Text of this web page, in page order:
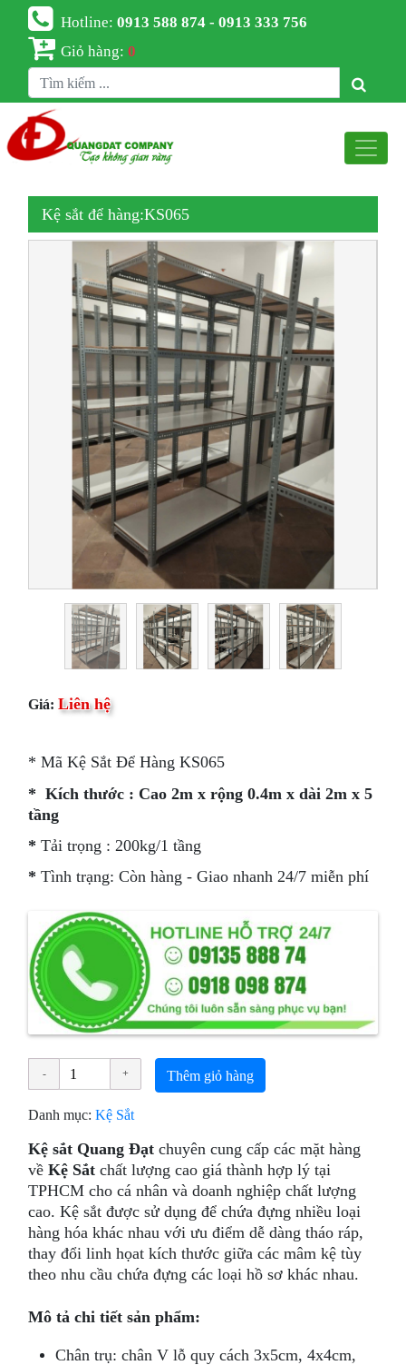
Hotline:0913 588 874 - 0913 333 756
Giỏ hàng:0
Kệ sắt để hàng:KS065
Giá: Liên hệ
* Mã Kệ Sắt Để Hàng KS065
* Kích thước : Cao 2m x rộng 0.4m x dài 2m x 5
tầng
*Tải trọng : 200kg/1 tầng
*Tình trạng: Còn hàng - Giao nhanh 24/7 miễn phí
Thêm giỏ hàng
Danh mục:Kệ Sắt
Kệ sắt Quang Đạt chuyên cung cấp các mặt hàng
vềKệ Sắt chất lượng cao giá thành hợp lý tại
TPHCM cho cá nhân và doanh nghiệp chất lượng
cao. Kệ sắt được sử dụng để chứa đựng nhiều loại
hàng hóa khác nhau với ưu điểm dễ dàng tháo ráp,
thay đổi linh họat kích thước giữa các mâm kệ tùy
theo nhu cầu chứa đựng các loại hồ sơ khác nhau.
Mô tả chi tiết sản phẩm:
Chân trụ: chân V lỗ quy cách 3x5cm, 4x4cm,